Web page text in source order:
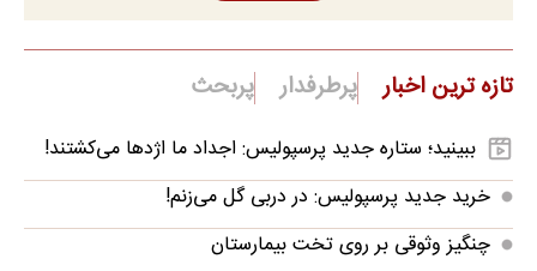
تازه ترین اخبار پرطرفدار پربحث
ببینید؛ ستاره جدید پرسپولیس: اجداد ما اژدها می‌کشتند!
خرید جدید پرسپولیس: در دربی گل می‌زنم!
چنگیز وثوقی بر روی تخت بیمارستان